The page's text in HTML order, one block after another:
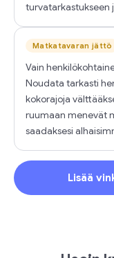
turvatarkastukseen
Matkatavaran jättö
Vain
Noudata tarkasti
kokorajoja
ruumaan menevät
saadaksesi
Lisää